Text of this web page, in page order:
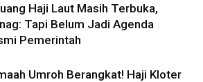
Haji Laut Masih Terbuka,
Tapi Belum Jadi Agenda
Pemerintah
Umroh Berangkat! Haji Kloter